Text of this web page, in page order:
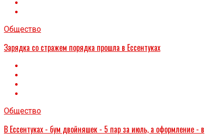
Общество
Зарядка со стражем порядка прошла в Ессентуках
Общество
В Ессентуках - бум двойняшек - 5 пар за июль, а оформление - в